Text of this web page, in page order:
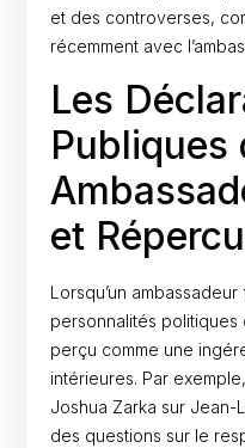
et des controverses,
récemment avec
Les
Publiques
et
Lorsqu’un
personnalités politiques
perçu comme une
intérieures. Par
Joshua Zarka sur
des questions sur le